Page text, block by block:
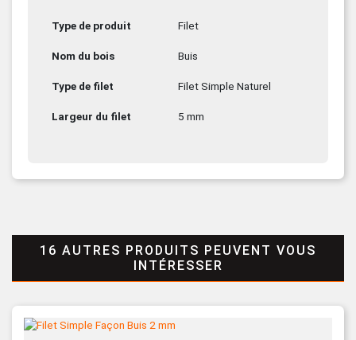
Type de produit Filet
Nom du bois Buis
Type de filet Filet Simple Naturel
Largeur du filet 5 mm
16 AUTRES PRODUITS PEUVENT VOUS
INTÉRESSER